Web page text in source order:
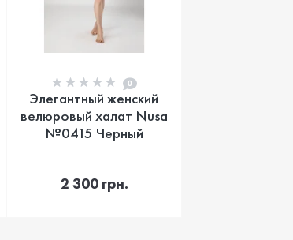
0
Элегантный женский
велюровый халат Nusa
№0415 Черный
2 300 грн.
В корзину